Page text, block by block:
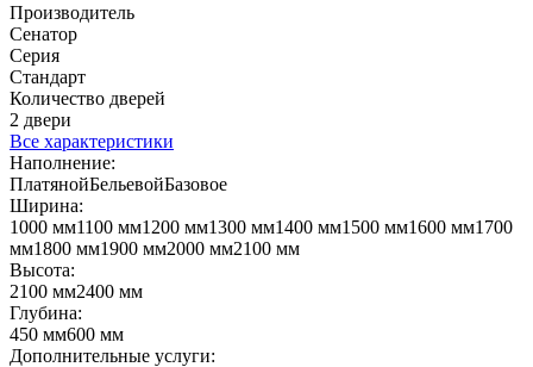
Производитель
Сенатор
Серия
Стандарт
Количество дверей
2 двери
Все характеристики
Наполнение:
ПлатянойБельевойБазовое
Ширина:
1000 мм1100 мм1200 мм1300 мм1400 мм1500 мм1600 мм1700
мм1800 мм1900 мм2000 мм2100 мм
Высота:
2100 мм2400 мм
Глубина:
450 мм600 мм
Дополнительные услуги: